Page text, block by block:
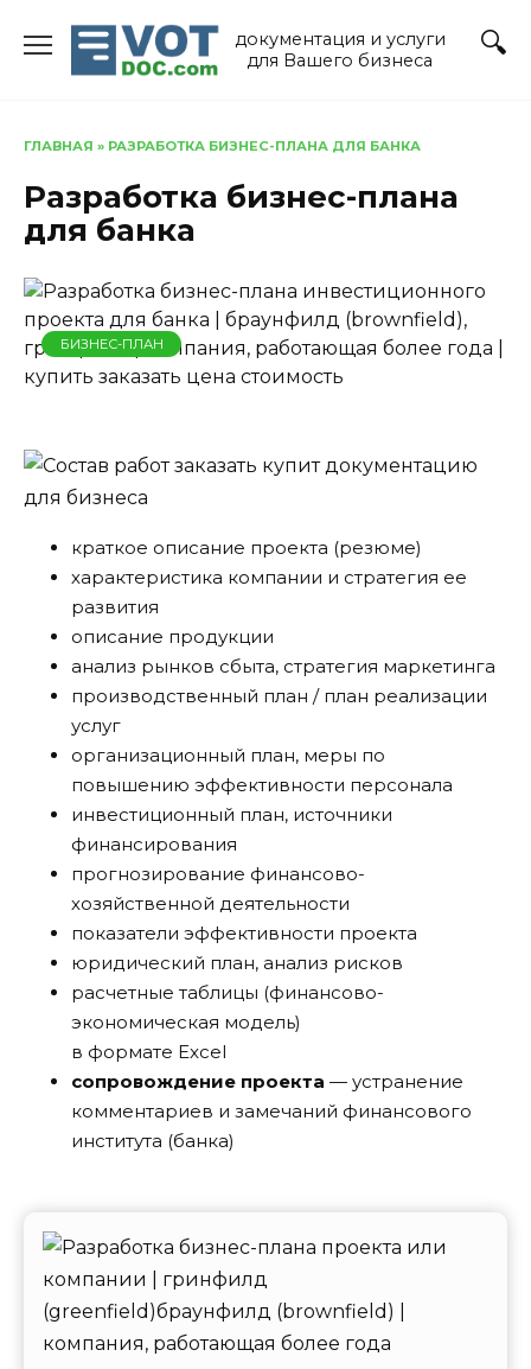
содержанию
документация и услуги
для Вашего бизнеса
ГЛАВНАЯ » РАЗРАБОТКА БИЗНЕС-ПЛАНА ДЛЯ БАНКА
Разработка бизнес-плана
для банка
БИЗНЕС-ПЛАН
краткое описание проекта (резюме)
характеристика компании и стратегия ее
развития
описание продукции
анализ рынков сбыта, стратегия маркетинга
производственный план / план реализации
услуг
организационный план, меры по
повышению эффективности персонала
инвестиционный план, источники
финансирования
прогнозирование финансово-
хозяйственной деятельности
показатели эффективности проекта
юридический план, анализ рисков
расчетные таблицы (финансово-
экономическая модель)
в формате Excel
сопровождение проекта — устранение
комментариев и замечаний финансового
института (банка)